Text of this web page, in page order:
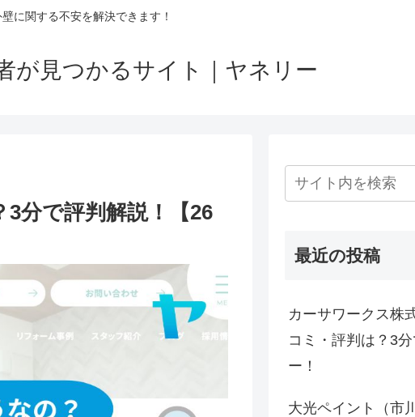
に関する不安を解決できます！
が見つかるサイト｜ヤネリー
3分で評判解説！【26
最近の投稿
カーサワークス株
コミ・評判は？3
ー！
大光ペイント（市